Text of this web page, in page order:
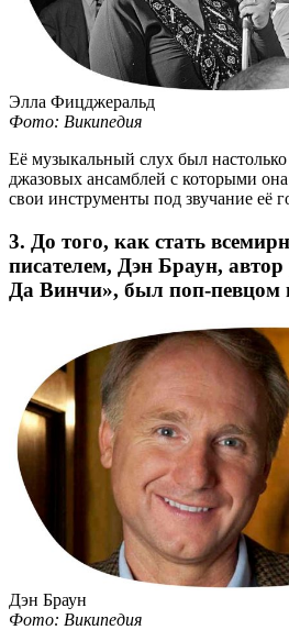
Элла Фицджеральд
Фото: Википедия
Её музыкальный слух был
джазовых ансамблей с которыми она
свои инструменты под звучание её
3. До того, как стать
писателем, Дэн Браун,
Да Винчи», был поп-певцом
Дэн Браун
Фото: Википедия